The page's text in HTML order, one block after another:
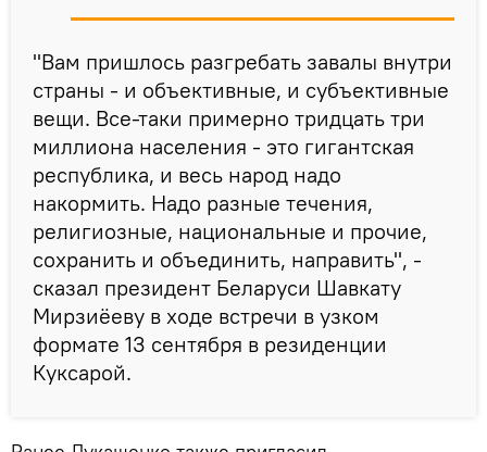
"Вам пришлось разгребать завалы внутри
страны - и объективные, и субъективные
вещи. Все-таки примерно тридцать три
миллиона населения - это гигантская
республика, и весь народ надо
накормить. Надо разные течения,
религиозные, национальные и прочие,
сохранить и объединить, направить", -
сказал президент Беларуси Шавкату
Мирзиёеву в ходе встречи в узком
формате 13 сентября в резиденции
Куксарой.